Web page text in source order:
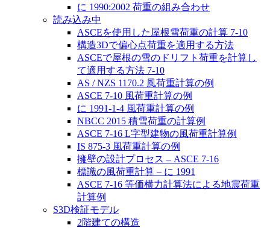
に 1990:2002 荷重の組み合わせ
読み込み中
ASCEを使用した屋根雪荷重の計算 7-10
構造3Dで偏心点荷重を適用する方法
ASCEで屋根の雪のドリフト荷重を計算し
て適用する方法 7-10
AS / NZS 1170.2 風荷重計算の例
ASCE 7-10 風荷重計算の例
に 1991-1-4 風荷重計算の例
NBCC 2015 積雪荷重の計算例
ASCE 7-16 L字型建物の風荷重計算例
IS 875-3 風荷重計算の例
擁壁の設計プロセス – ASCE 7-16
標識の風荷重計算 – に 1991
ASCE 7-16 等価横力計算法による地震荷重
計算例
S3D検証モデル
2階建ての構造